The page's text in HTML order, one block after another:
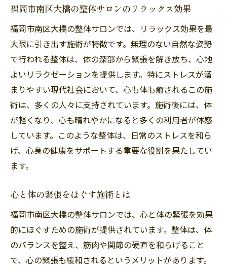
福岡市南区大橋の整体サロンのリラックス効果
福岡市南区大橋の整体サロンでは、リラックス効果を最
大限に引き出す施術が特徴です。無理のない自然な姿勢
で行われる整体は、体の深部から緊張を解き放ち、心地
よいリラクゼーションを提供します。特にストレスが溜
まりやすい現代社会において、心も体も癒されるこの施
術は、多くの人々に支持されています。施術後には、体
が軽くなり、心も晴れやかになると多くの利用者が体感
しています。このような整体は、日常のストレスを和ら
げ、心身の健康をサポートする重要な役割を果たしてい
ます。
心と体の緊張をほぐす施術とは
福岡市南区大橋の整体サロンでは、心と体の緊張を効果
的にほぐすための施術が提供されています。整体は、体
のバランスを整え、筋肉や関節の硬直を和らげること
で、心の緊張も緩和されるというメリットがあります。